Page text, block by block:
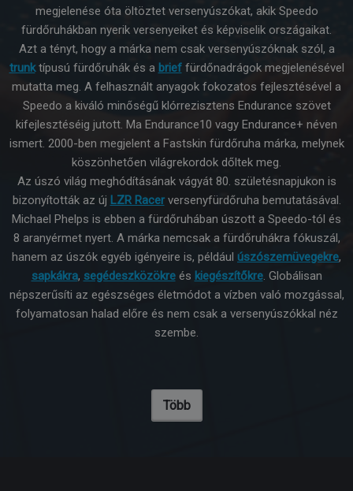
megjelenése óta öltöztet versenyúszókat, akik Speedo
fürdőruhákban nyerik versenyeiket és képviselik országaikat.
Azt a tényt, hogy a márka nem csak versenyúszóknak szól, a
trunktípusú fürdőruhák és a brieffürdőnadrágok megjelenésével
mutatta meg. A felhasznált anyagok fokozatos fejlesztésével a
Speedo a kiváló minőségű klórrezisztens Endurance szövet
kifejlesztéséig jutott. Ma Endurance10 vagy Endurance+ néven
ismert. 2000-ben megjelent a Fastskin fürdőruha márka, melynek
köszönhetően világrekordok dőltek meg.
Az úszó világ meghódításának vágyát 80. születésnapjukon is
bizonyították az új LZR Racerversenyfürdőruha bemutatásával.
Michael Phelps is ebben a fürdőruhában úszott a Speedo-tól és
8 aranyérmet nyert. A márka nemcsak a fürdőruhákra fókuszál,
hanem az úszók egyéb igényeire is, például úszószemüvegekre,
sapkákra, segédeszközökreés kiegészítőkre. Globálisan
népszerűsíti az egészséges életmódot a vízben való mozgással,
folyamatosan halad előre és nem csak a versenyúszókkal néz
szembe.
Több